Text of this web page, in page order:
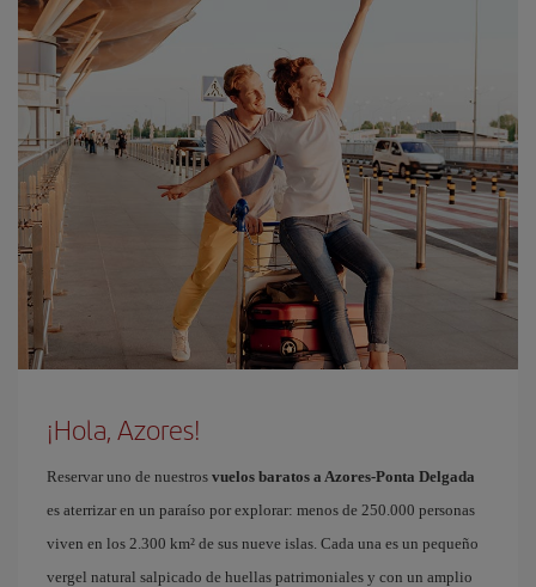
¡Hola, Azores!
Reservar uno de nuestros vuelos baratos a Azores-Ponta Delgada
es aterrizar en un paraíso por explorar: menos de 250.000 personas
viven en los 2.300 km² de sus nueve islas. Cada una es un pequeño
vergel natural salpicado de huellas patrimoniales y con un amplio